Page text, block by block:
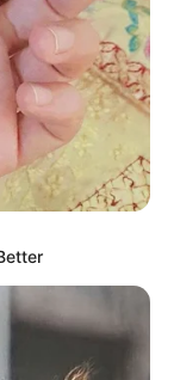
That Don't
Stories You